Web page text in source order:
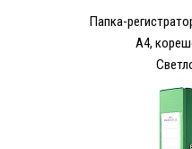
Папка-
А4,